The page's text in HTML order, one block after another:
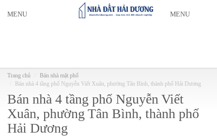
MENU MENU
Trang chủ
Bán nhà mặt phố
Bán nhà 4 tầng phố Nguyễn Viết Xuân, phường Tân Bình, thành phố Hải Dương
Bán nhà 4 tầng phố Nguyễn Viết
Xuân, phường Tân Bình, thành phố
Hải Dương